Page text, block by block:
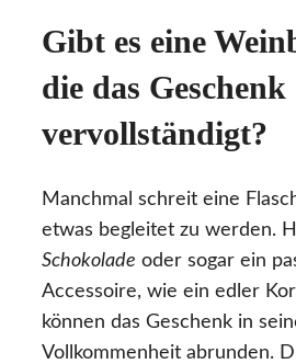
Gibt es eine
die das Geschenk
vervollständigt?
Manchmal schreit eine
etwas begleitet zu werden.
Schokolade oder sogar ein
Accessoire, wie ein edler
können das Geschenk in
Vollkommenheit abrunden.